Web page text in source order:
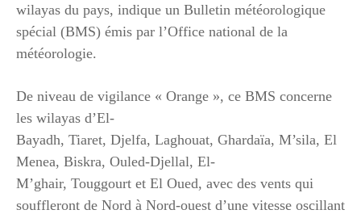
wilayas du pays, indique un Bulletin météorologique
spécial (BMS) émis par l’Office national de la
météorologie.
De niveau de vigilance « Orange », ce BMS concerne
les wilayas d’El-
Bayadh, Tiaret, Djelfa, Laghouat, Ghardaïa, M’sila, El
Menea, Biskra, Ouled-Djellal, El-
M’ghair, Touggourt et El Oued, avec des vents qui
souffleront de Nord à Nord-ouest d’une vitesse oscillant